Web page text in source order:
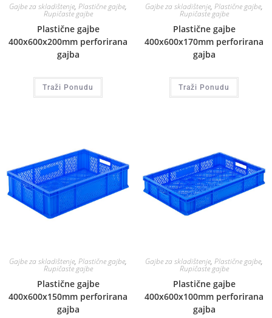
Gajbe za skladištenje, Plastične gajbe,
Rupičaste gajbe
Plastične gajbe
400x600x200mm perforirana
gajba
Traži Ponudu
Gajbe za skladištenje, Plastične gajbe,
Rupičaste gajbe
Plastične gajbe
400x600x170mm perforirana
gajba
Traži Ponudu
Gajbe za skladištenje, Plastične gajbe,
Rupičaste gajbe
Plastične gajbe
400x600x150mm perforirana
gajba
Gajbe za skladištenje, Plastične gajbe,
Rupičaste gajbe
Plastične gajbe
400x600x100mm perforirana
gajba